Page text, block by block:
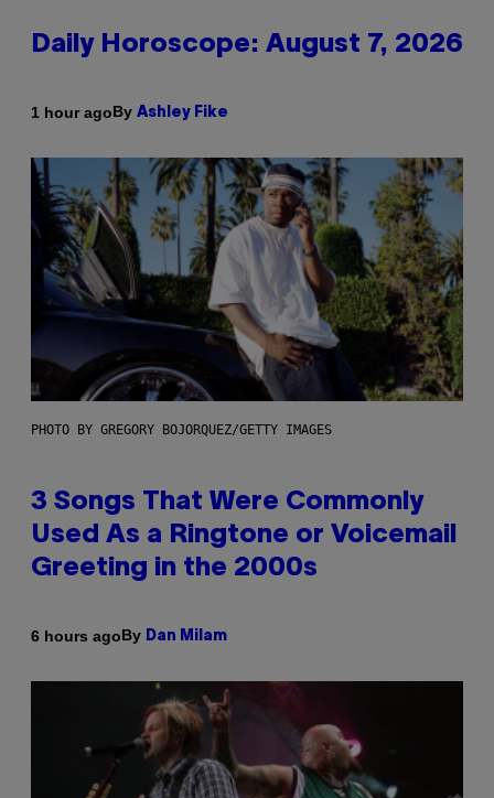
Daily Horoscope: August 7, 2026
1 hour agoBy Ashley Fike
PHOTO BY GREGORY BOJORQUEZ/GETTY IMAGES
3 Songs That Were Commonly
Used As a Ringtone or Voicemail
Greeting in the 2000s
6 hours agoBy Dan Milam